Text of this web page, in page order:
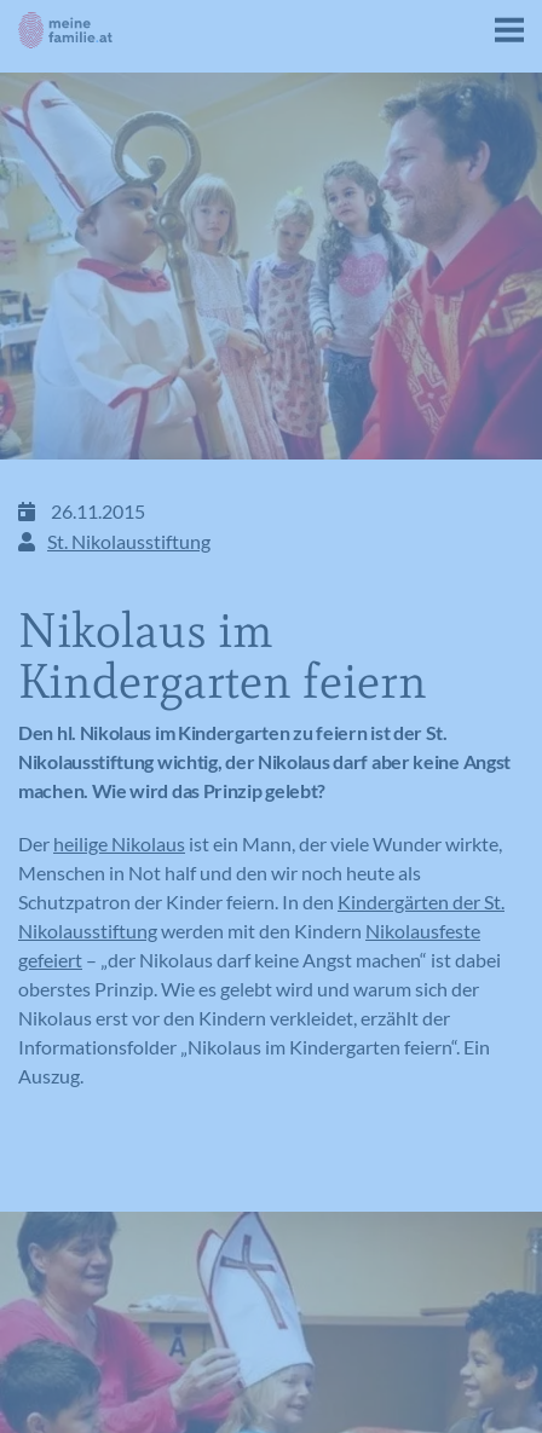
26.11.2015
St. Nikolausstiftung
Nikolaus im
Kindergarten feiern
Den hl. Nikolaus im Kindergarten zu feiern ist der St.
Nikolausstiftung wichtig, der Nikolaus darf aber keine Angst
machen. Wie wird das Prinzip gelebt?
Der heilige Nikolaus ist ein Mann, der viele Wunder wirkte,
Menschen in Not half und den wir noch heute als
Schutzpatron der Kinder feiern. In den Kindergärten der St.
Nikolausstiftungwerden mit den Kindern Nikolausfeste
gefeiert – „der Nikolaus darf keine Angst machen“ ist dabei
oberstes Prinzip. Wie es gelebt wird und warum sich der
Nikolaus erst vor den Kindern verkleidet, erzählt der
Informationsfolder „Nikolaus im Kindergarten feiern“. Ein
Auszug.